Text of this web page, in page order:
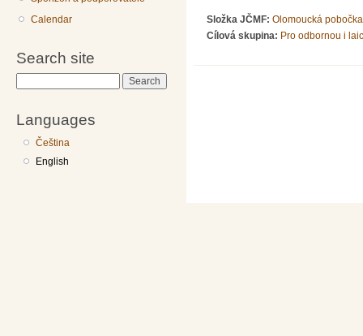
Calendar
Search site
Languages
Čeština
English
Složka JČMF: Olomoucká pobočka
Cílová skupina: Pro odbornou i